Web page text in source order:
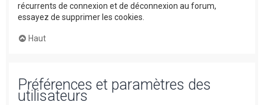
récurrents de connexion et de déconnexion au forum,
essayez de supprimer les cookies.
Haut
Préférences et paramètres des
utilisateurs